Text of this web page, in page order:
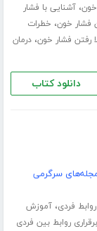
خون،آشنایی با فشار
فشار خون، خطرات
رفتن فشار خون،درمان
دانلود کتاب
سرگرمی
روابط فردی،آموزش
روابط بین فردی